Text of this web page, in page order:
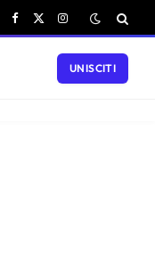
Facebook
X
Instagram
UNISCITI